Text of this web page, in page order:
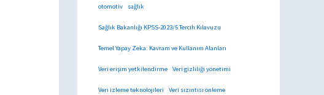
otomotiv sağlık
Sağlık Bakanlığı KPSS-2023/5 Tercih Kılavuzu
Temel Yapay Zeka: Kavram ve Kullanım Alanları
Veri erişim yetkilendirme Veri gizliliği yönetimi
Veri izleme teknolojileri Veri sızıntısı önleme